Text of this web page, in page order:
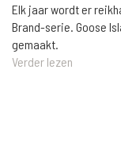
Elk jaar wordt er
Brand-serie. Goose
gemaakt.
Verder lezen